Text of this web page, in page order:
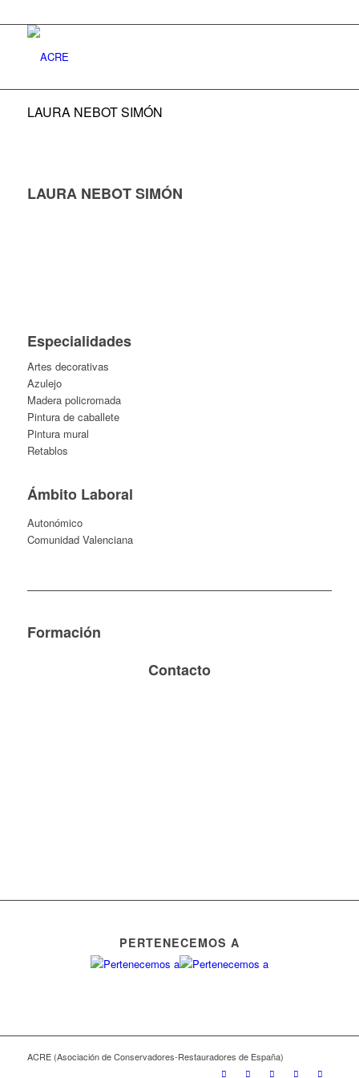
LAURA NEBOT SIMÓN
LAURA NEBOT SIMÓN
Especialidades
Artes decorativas
Azulejo
Madera policromada
Pintura de caballete
Pintura mural
Retablos
Ámbito Laboral
Autonómico
Comunidad Valenciana
Formación
Contacto
PERTENECEMOS A
ACRE (Asociación de Conservadores-Restauradores de España)